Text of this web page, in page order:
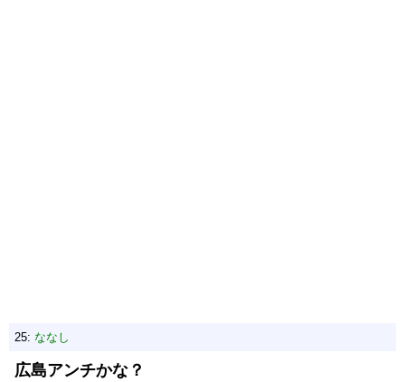
25: ななし
広島アンチかな？